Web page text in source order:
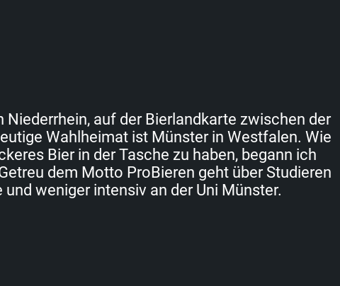
auf der Bierlandkarte zwischen der
Wahlheimat ist Münster in Westfalen. Wie
Bier in der Tasche zu haben, begann ich
dem Motto ProBieren geht über Studieren
weniger intensiv an der Uni Münster.